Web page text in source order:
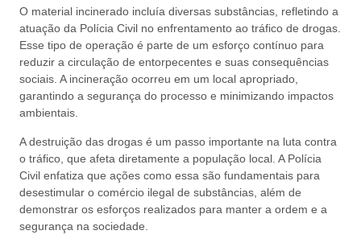
O material incinerado incluía diversas substâncias, refletindo a
atuação da Polícia Civil no enfrentamento ao tráfico de drogas.
Esse tipo de operação é parte de um esforço contínuo para
reduzir a circulação de entorpecentes e suas consequências
sociais. A incineração ocorreu em um local apropriado,
garantindo a segurança do processo e minimizando impactos
ambientais.
A destruição das drogas é um passo importante na luta contra
o tráfico, que afeta diretamente a população local. A Polícia
Civil enfatiza que ações como essa são fundamentais para
desestimular o comércio ilegal de substâncias, além de
demonstrar os esforços realizados para manter a ordem e a
segurança na sociedade.